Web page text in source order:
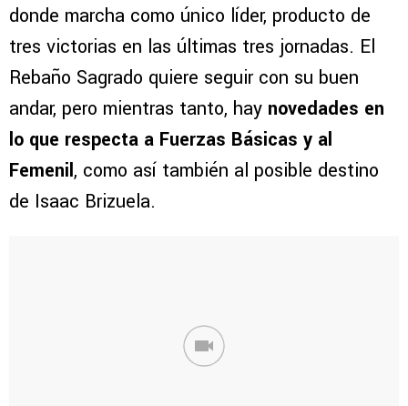
donde marcha como único líder, producto de
tres victorias en las últimas tres jornadas. El
Rebaño Sagrado quiere seguir con su buen
andar, pero mientras tanto, hay novedades en
lo que respecta a Fuerzas Básicas y al
Femenil, como así también al posible destino
de Isaac Brizuela.